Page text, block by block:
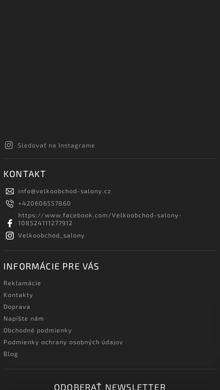
Sledovať na Instagrame
KONTAKT
info@velkoobchod-salony.cz
+420606557860
https://www.facebook.com/Velkoobchod-salony-
108524111277912
Velkoobchod_salony
INFORMÁCIE PRE VÁS
Reklamácie
Kontakty
Doprava
Napíšte nám
Obchodné podmienky
Podmienky ochrany osobných údajov
Blog
ODOBERAŤ NEWSLETTER